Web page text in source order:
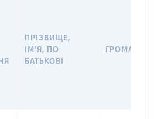
ПРІЗВИЩЕ,
ІМ'Я, ПО
БАТЬКОВІ